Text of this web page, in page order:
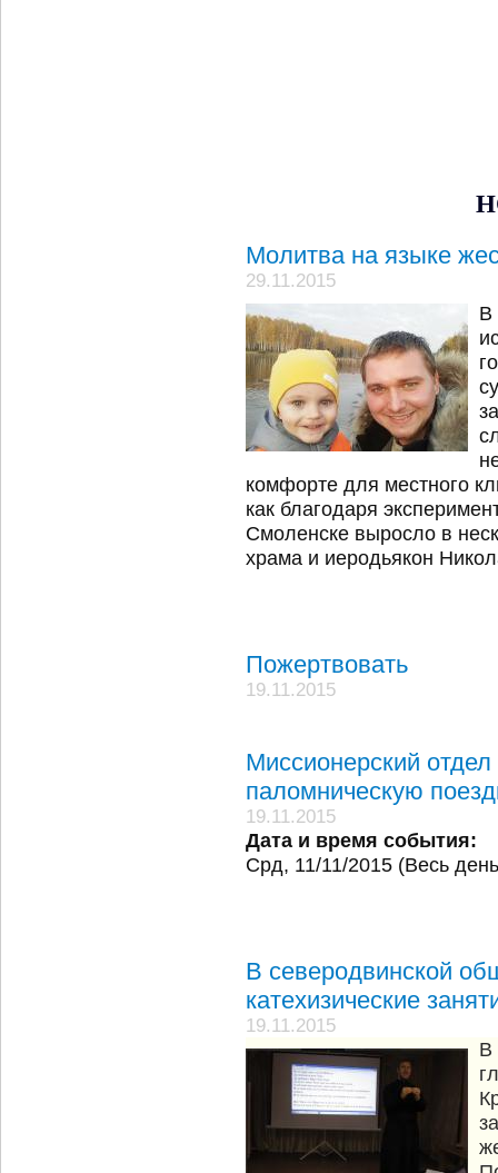
Молитва на языке
29.11.2015
В
комфорте для местного
как благодаря
Смоленске выросло в
храма и иеродьякон
Пожертвовать
19.11.2015
Миссионерский
паломническую
19.11.2015
Дата и время события:
Срд, 11/11/2015 (Весь
В северодвинской
катехизические
19.11.2015
В